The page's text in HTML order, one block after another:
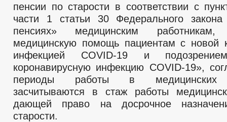
МУНИЦИПАЛЬНЫЕ УСЛУГИ
МУНИЦИПАЛЬНЫЕ УСЛУГИ
ЕДИНЫЙ ПОРТАЛ ГОСУДАРСТВЕННЫХ И
ПРИЕМ ГРАЖДАН
ОБРАЩЕНИЕ К ГЛАВЕ
ИНТЕРНЕТ
ОБЗОРЫ ОБРАЩЕНИЙ ГРАЖДАН
ФОРМА
РЕГЛАМЕНТ РАССМОТРЕНИЯ ОБРАЩЕНИЙ
пенсии по старости в соответствии с
части 1 статьи 30 Федерального
пенсиях» медицинским работникам,
медицинскую помощь пациентам с новой
инфекцией COVID-19 и
коронавирусную инфекцию COVID-19»,
периоды работы в медицинских
засчитываются в стаж работы
дающей право на досрочное
старости.